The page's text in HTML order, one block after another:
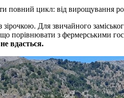
повний цикл: від вирощування
Для звичайного
порівнювати з фермерськими
вдасться.